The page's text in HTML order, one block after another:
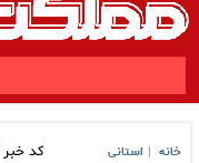
خانه استانی کد خبر